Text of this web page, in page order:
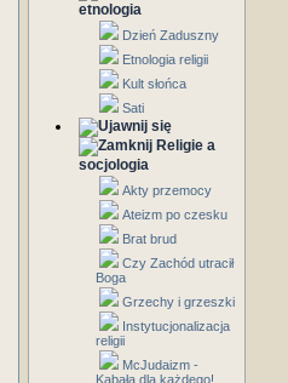
etnologia
Dzień Zaduszny
Etnologia religii
Kult słońca
Sati
Religie a
socjologia
Akty przemocy
Ateizm po czesku
Brat brud
Czy Zachód utracił
Boga
Grzechy i grzeszki
Instytucjonalizacja
religii
McJudaizm -
Kabała dla każdego!